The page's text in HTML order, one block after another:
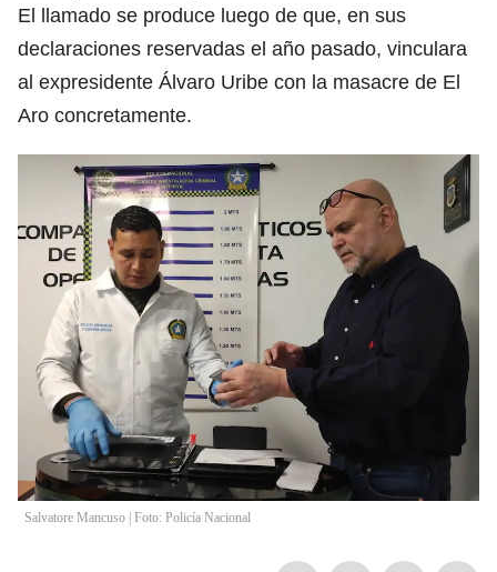
El llamado se produce luego de que, en sus
declaraciones reservadas el año pasado, vinculara
al expresidente Álvaro Uribe con la masacre de El
Aro concretamente.
Salvatore Mancuso | Foto: Policía Nacional